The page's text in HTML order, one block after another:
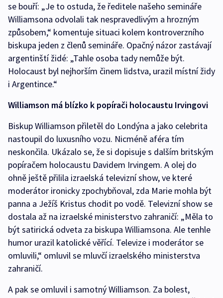
se bouří: „Je to ostuda, že ředitele našeho semináře
Williamsona odvolali tak nespravedlivým a hrozným
způsobem,“ komentuje situaci kolem kontroverzního
biskupa jeden z členů semináře. Opačný názor zastávají
argentinští židé: „Tahle osoba tady nemůže být.
Holocaust byl nejhorším činem lidstva, urazil místní židy
i Argentince.“
Williamson má blízko k popírači holocaustu Irvingovi
Biskup Williamson přiletěl do Londýna a jako celebrita
nastoupil do luxusního vozu. Nicméně aféra tím
neskončila. Ukázalo se, že si dopisuje s dalším britským
popíračem holocaustu Davidem Irvingem. A olej do
ohně ještě přilila izraelská televizní show, ve které
moderátor ironicky zpochybňoval, zda Marie mohla být
panna a Ježíš Kristus chodit po vodě. Televizní show se
dostala až na izraelské ministerstvo zahraničí: „Měla to
být satirická odveta za biskupa Williamsona. Ale tenhle
humor urazil katolické věřící. Televize i moderátor se
omluvili,“ omluvil se mluvčí izraelského ministerstva
zahraničí.
A pak se omluvil i samotný Williamson. Za bolest,